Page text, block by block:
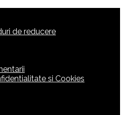
de reducere
si Cookies